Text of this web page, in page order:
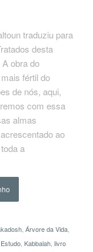
traduziu para
desta
obra do
fértil do
de nós, aqui,
com essa
almas
ao
a
, Árvore da Vida,
Estudo, Kabbalah, livro